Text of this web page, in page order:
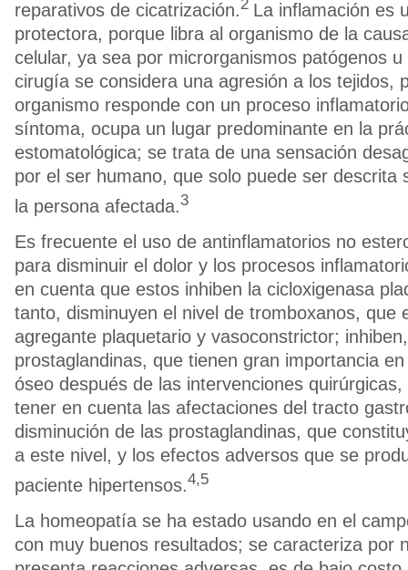
reparativos de cicatrización.2 La inflamación es
protectora, porque libra al organismo de la
celular, ya sea por microrganismos patógenos
cirugía se considera una agresión a los tejidos,
organismo responde con un proceso
síntoma, ocupa un lugar predominante en la
estomatológica; se trata de una sensación
por el ser humano, que solo puede ser descrita
la persona afectada.3
Es frecuente el uso de antinflamatorios no
para disminuir el dolor y los procesos
en cuenta que estos inhiben la cicloxigenasa
tanto, disminuyen el nivel de tromboxanos, que
agregante plaquetario y vasoconstrictor;
prostaglandinas, que tienen gran importancia
óseo después de las intervenciones
tener en cuenta las afectaciones del tracto
disminución de las prostaglandinas, que
a este nivel, y los efectos adversos que se
paciente hipertensos.4,5
La homeopatía se ha estado usando en el
con muy buenos resultados; se caracteriza por